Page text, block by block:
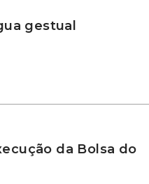
gestual
da Bolsa do